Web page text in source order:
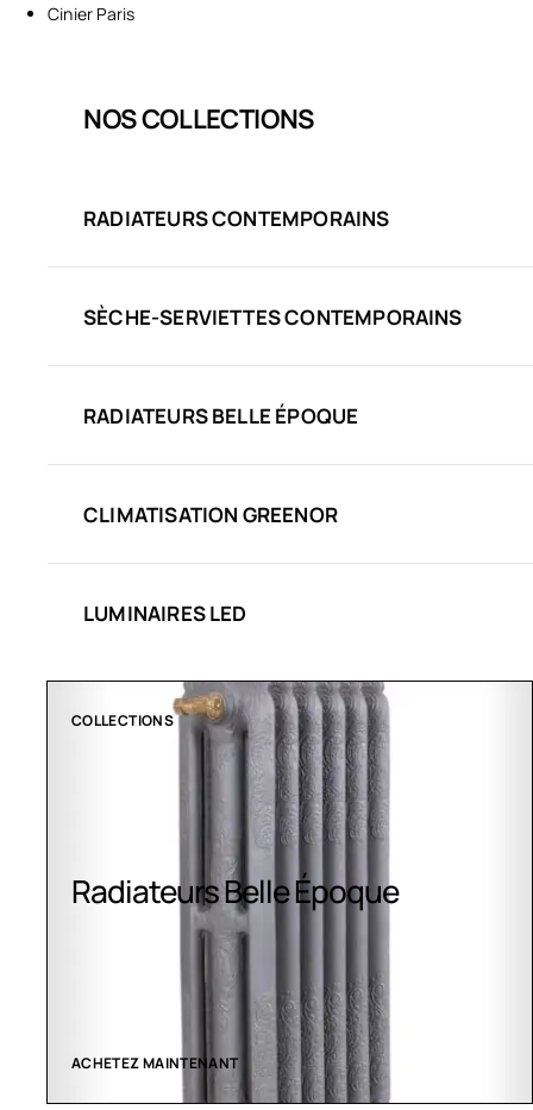
Cinier Paris
NOS COLLECTIONS
RADIATEURS CONTEMPORAINS
SÈCHE-SERVIETTES CONTEMPORAINS
RADIATEURS BELLE ÉPOQUE
CLIMATISATION GREENOR
LUMINAIRES LED
CLIMATISATION GREENOR
Climatisation Greenor
VOIR LES CRÉATIONS